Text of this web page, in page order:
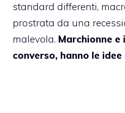
standard differenti,
prostrata da una
malevola. Marchionne e
converso, hanno le idee